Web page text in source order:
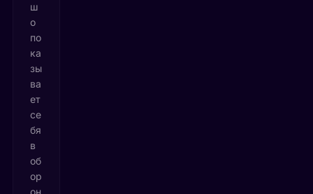
ш
о
по
ка
зы
ва
ет
се
бя
в
об
ор
он